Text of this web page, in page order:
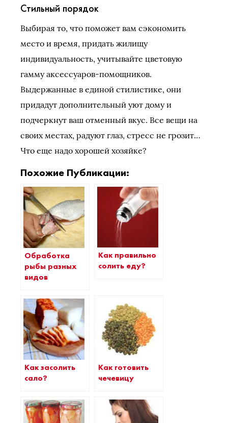
Стильный порядок
Выбирая то, что поможет вам сэкономить
место и время, придать жилищу
индивидуальность, учитывайте цветовую
гамму аксессуаров-помощников.
Выдержанные в единой стилистике, они
придадут дополнительный уют дому и
подчеркнут ваш отменный вкус. Все вещи на
своих местах, радуют глаз, стресс не грозит…
Что еще надо хорошей хозяйке?
Похожие Публикации:
Обработка
рыбы разных
видов
Как правильно
солить еду?
Как засолить
сало?
Как готовить
чечевицу